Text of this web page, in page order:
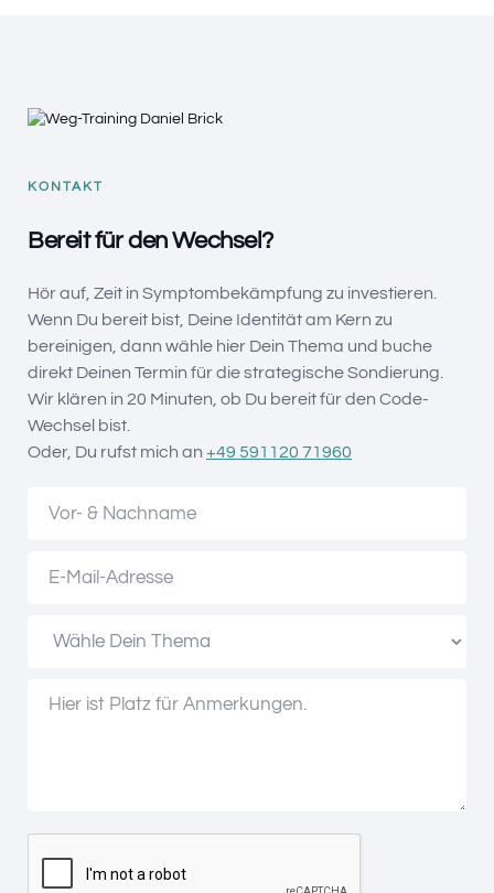
KONTAKT
Bereit für den Wechsel?
Hör auf, Zeit in Symptombekämpfung zu investieren.
Wenn Du bereit bist, Deine Identität am Kern zu
bereinigen, dann wähle hier Dein Thema und buche
direkt Deinen Termin für die strategische Sondierung.
Wir klären in 20 Minuten, ob Du bereit für den Code-
Wechsel bist.
Oder, Du rufst mich an +49 591120 71960